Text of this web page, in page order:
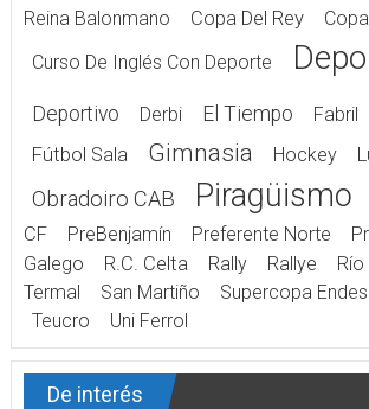
Reina Balonmano
Copa Del Rey
Curso De Inglés Con Deporte
Deportivo Derbi El Tiempo Fabril
Fútbol Sala Gimnasia Hockey
Obradoiro CAB Piragüismo
CF
PreBenjamín Preferente Norte
Galego
R.C. Celta Rally Rallye
Termal
San Martiño Supercopa
Teucro
Uni Ferrol
De interés